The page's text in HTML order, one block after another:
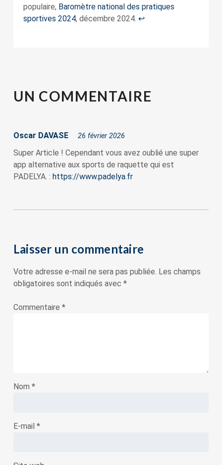
populaire, Baromètre national des pratiques
sportives 2024, décembre 2024. ↩︎
UN COMMENTAIRE
Oscar DAVASE 26 février 2026
Super Article ! Cependant vous avez oublié une super
app alternative aux sports de raquette qui est
PADELYA. : https://www.padelya.fr
Laisser un commentaire
Votre adresse e-mail ne sera pas publiée. Les champs
obligatoires sont indiqués avec *
Commentaire *
Nom *
E-mail *